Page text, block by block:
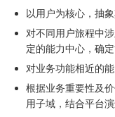
以用户为核心，抽
对不同用户旅程中
定的能力中心，确
对业务功能相近的
根据业务重要性及
用子域，结合平台